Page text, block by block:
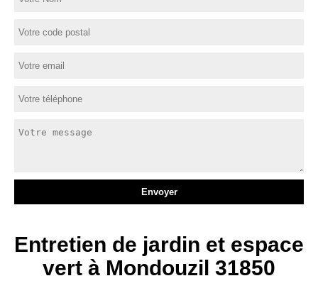
Entretien de jardin et espace
vert à Mondouzil 31850